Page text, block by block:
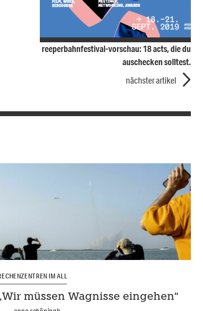
reeperbahnfestival-vorschau: 18 acts, die du
auschecken solltest.
nächster artikel
IM ALL
müssen Wagnisse eingehen“